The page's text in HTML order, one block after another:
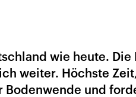
wie heute. Die
weiter. Höchste
und